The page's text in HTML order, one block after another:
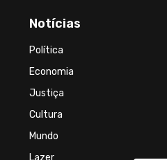
Notícias
Política
Economia
Justiça
Cultura
Mundo
Lazer